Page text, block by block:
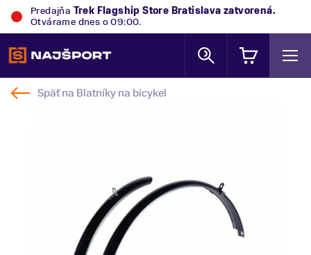
Predajňa Trek Flagship Store Bratislava zatvorená.
Otvárame dnes o 09:00.
Späť na Blatníky na bicykel